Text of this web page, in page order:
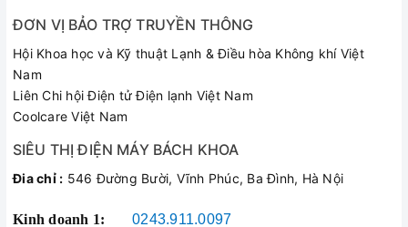
ĐƠN VỊ BẢO TRỢ TRUYỀN THÔNG
Hội Khoa học và Kỹ thuật Lạnh & Điều hòa Không khí Việt
Nam
Liên Chi hội Điện tử Điện lạnh Việt Nam
Coolcare Việt Nam
SIÊU THỊ ĐIỆN MÁY BÁCH KHOA
Đia chỉ : 546 Đường Bười, Vĩnh Phúc, Ba Đình, Hà Nội
Kinh doanh 1: 0243.911.0097